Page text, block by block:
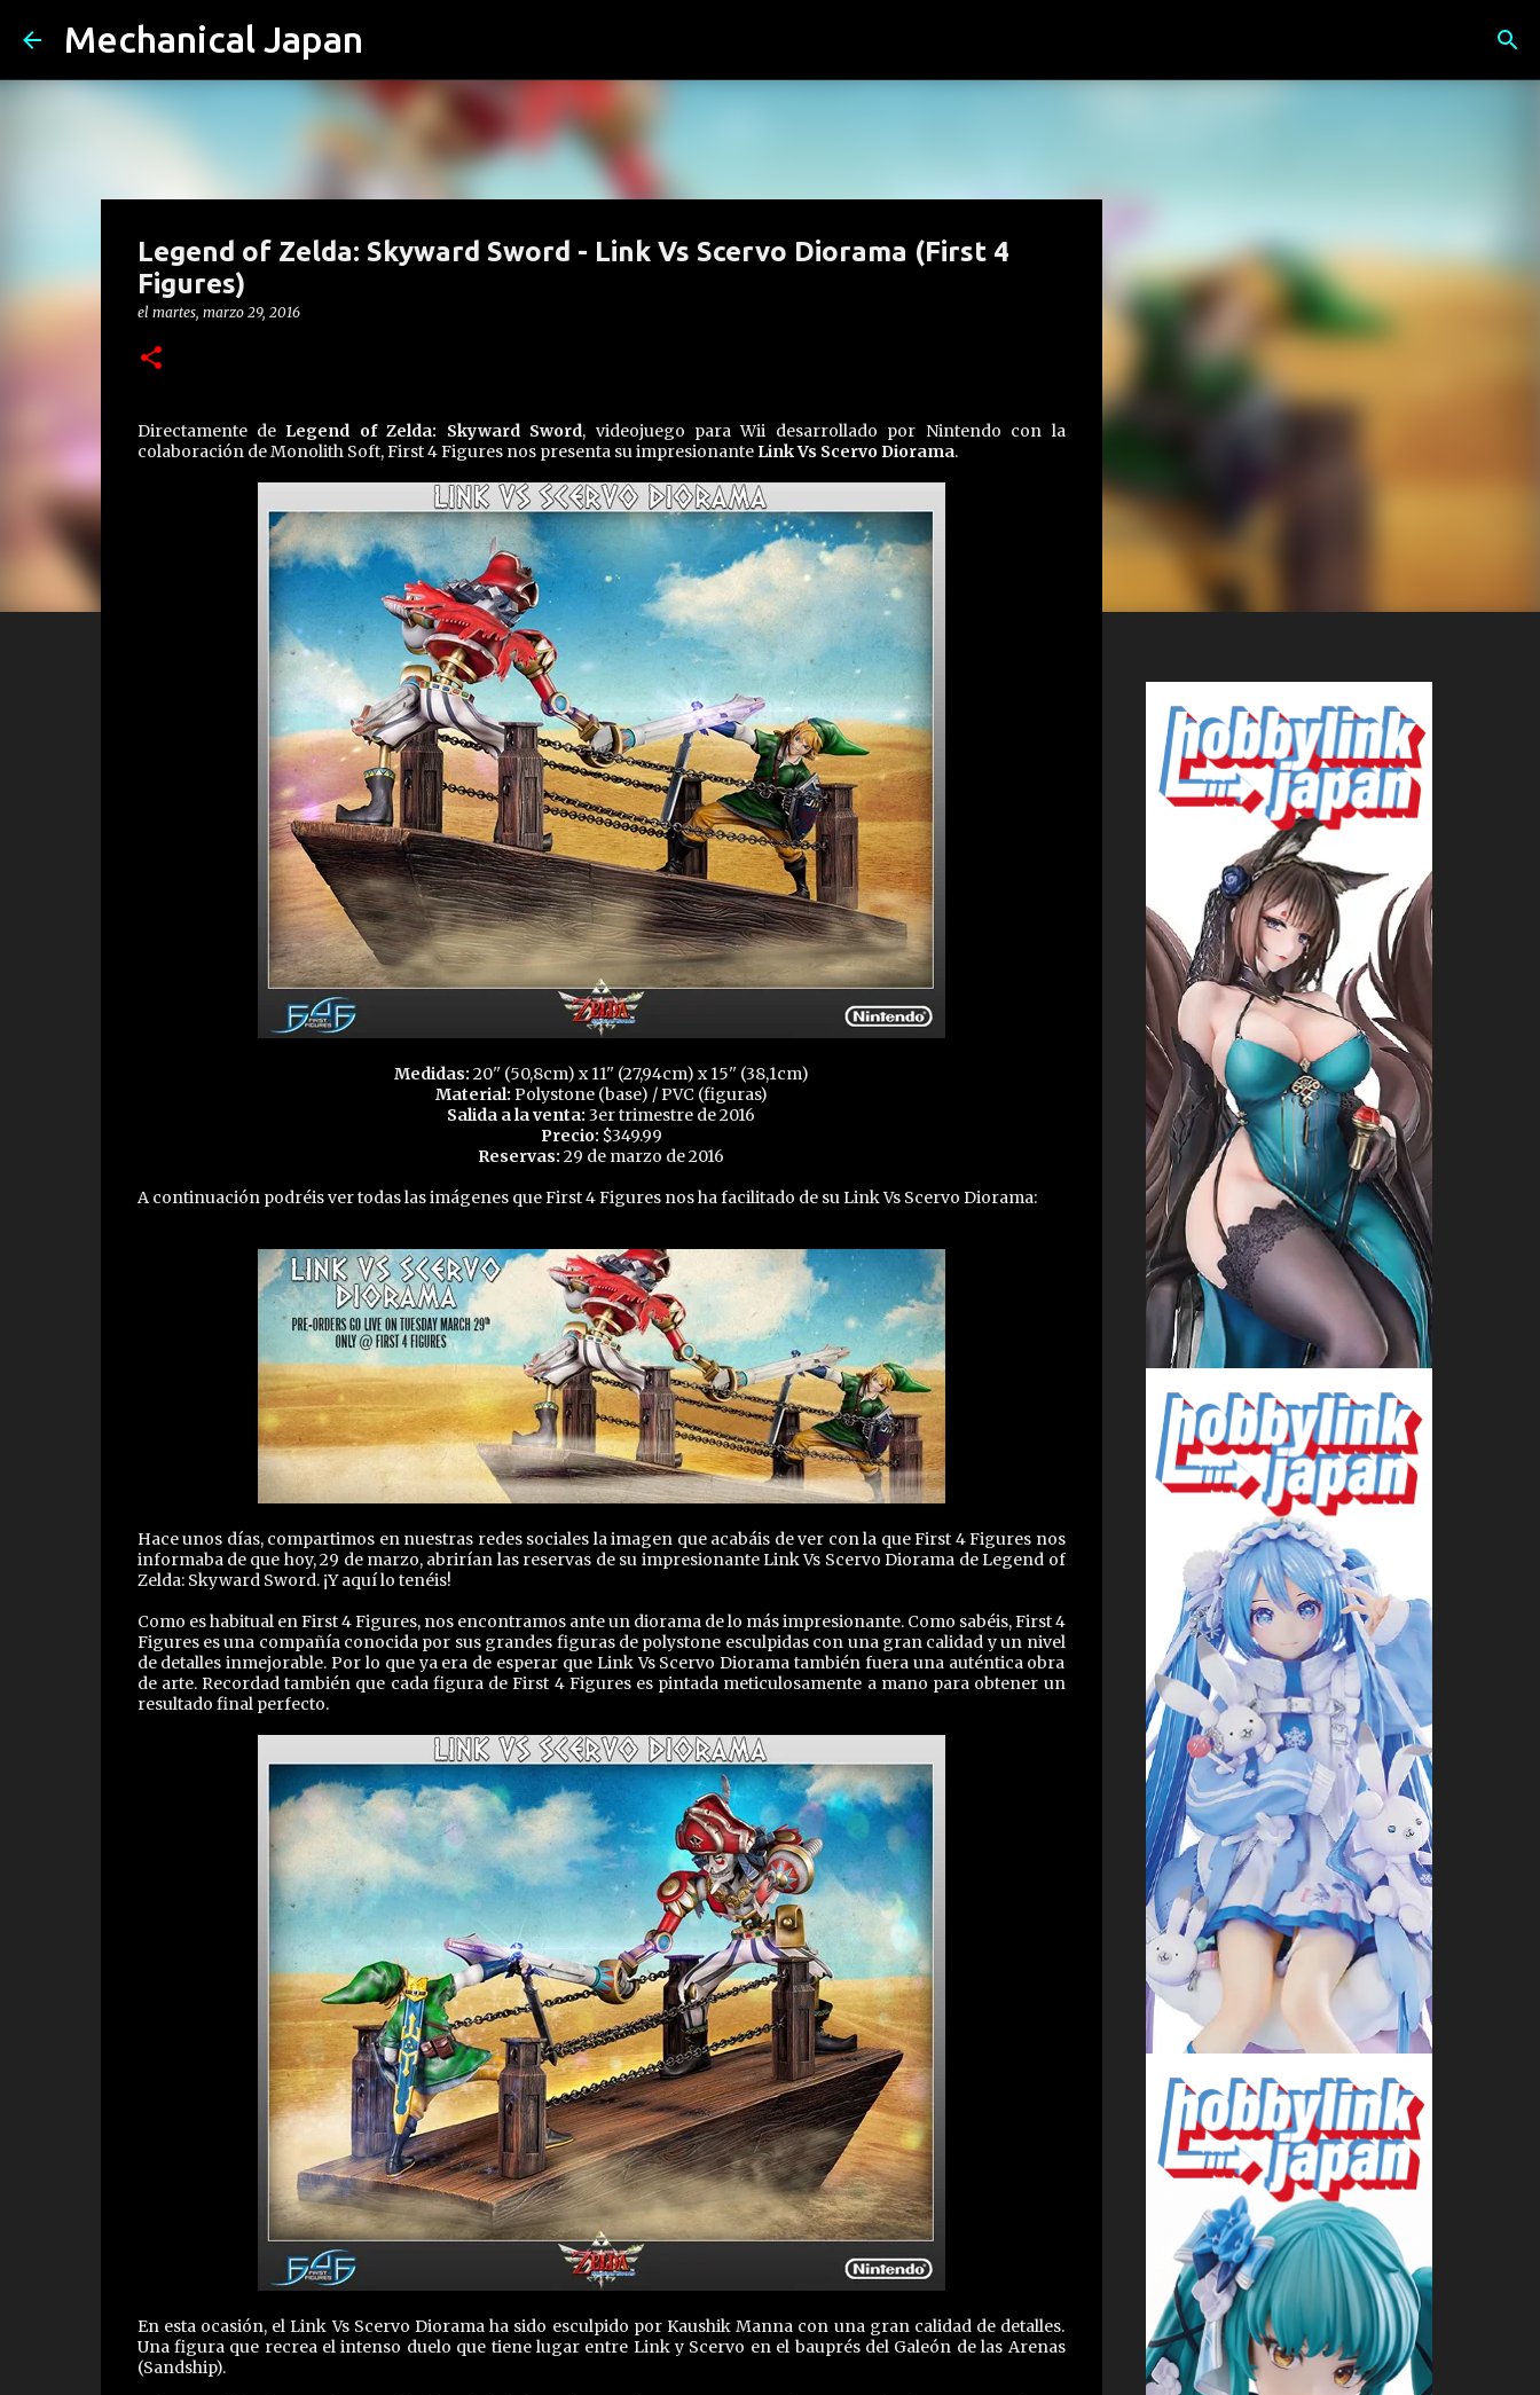
Mechanical Japan
Legend of Zelda: Skyward Sword - Link Vs Scervo Diorama (First 4
Figures)
el martes, marzo 29, 2016
Directamente de Legend of Zelda: Skyward Sword, videojuego para Wii desarrollado por Nintendo con la
colaboración de Monolith Soft, First 4 Figures nos presenta su impresionante Link Vs Scervo Diorama.
Medidas: 20'' (50,8cm) x 11'' (27,94cm) x 15'' (38,1cm)
Material: Polystone (base) / PVC (figuras)
Salida a la venta: 3er trimestre de 2016
Precio: $349.99
Reservas: 29 de marzo de 2016
A continuación podréis ver todas las imágenes que First 4 Figures nos ha facilitado de su Link Vs Scervo Diorama:
Hace unos días, compartimos en nuestras redes sociales la imagen que acabáis de ver con la que First 4 Figures nos
informaba de que hoy, 29 de marzo, abrirían las reservas de su impresionante Link Vs Scervo Diorama de Legend of
Zelda: Skyward Sword. ¡Y aquí lo tenéis!
Como es habitual en First 4 Figures, nos encontramos ante un diorama de lo más impresionante. Como sabéis, First 4
Figures es una compañía conocida por sus grandes figuras de polystone esculpidas con una gran calidad y un nivel
de detalles inmejorable. Por lo que ya era de esperar que Link Vs Scervo Diorama también fuera una auténtica obra
de arte. Recordad también que cada figura de First 4 Figures es pintada meticulosamente a mano para obtener un
resultado final perfecto.
En esta ocasión, el Link Vs Scervo Diorama ha sido esculpido por Kaushik Manna con una gran calidad de detalles.
Una figura que recrea el intenso duelo que tiene lugar entre Link y Scervo en el bauprés del Galeón de las Arenas
(Sandship).